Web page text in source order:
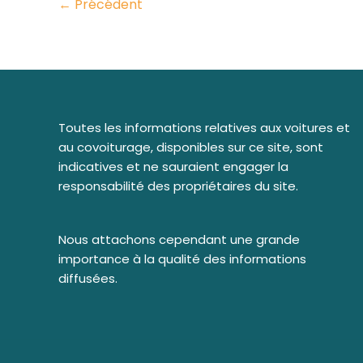
la
Paris
← Précédent
Toutes les informations relatives aux voitures et
au covoiturage, disponibles sur ce site, sont
indicatives et ne sauraient engager la
responsabilité des propriétaires du site.
Nous attachons cependant une grande
importance à la qualité des informations
diffusées.